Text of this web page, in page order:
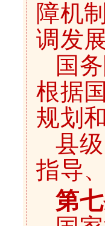
障机
调发展
国
根据
规划
县
指导
第